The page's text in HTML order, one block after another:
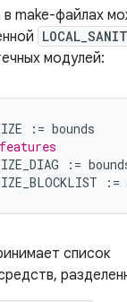
в make-файлах
модулей:
:= bounds
:=
:=
список